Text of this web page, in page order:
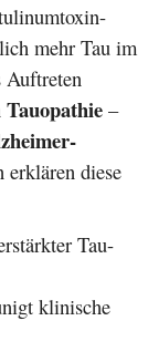
mehr Tau im
Auftreten
Tauopathie –
erklären diese
Tau-
klinische